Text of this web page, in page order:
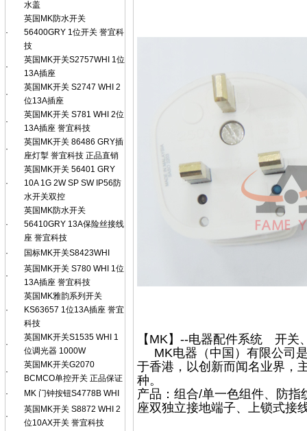
水盖
·
英国MK防水开关
56400GRY 1位开关 誉宜科
技
·
英国MK开关S2757WHI 1位
13A插座
·
英国MK开关 S2747 WHI 2
位13A插座
·
英国MK开关 S781 WHI 2位
13A插座 誉宜科技
·
英国MK开关 86486 GRY插
座灯掣 誉宜科技 正品直销
·
英国MK开关 56401 GRY
10A 1G 2W SP SW IP56防
水开关双控
·
英国MK防水开关
56410GRY 13A保险丝接线
座 誉宜科技
·
国标MK开关S8423WHI
·
英国MK开关 S780 WHI 1位
13A插座 誉宜科技
·
英国MK雅韵系列开关
KS63657 1位13A插座 誉宜
科技
·
英国MK开关S1535 WHI 1
位调光器 1000W
·
英国MK开关G2070
BCMCO单控开关 正品保证
·
MK 门钟按钮S4778B WHI
·
英国MK开关 S8872 WHI 2
位10AX开关 誉宜科技
【MK】--电器配件系统 开关
MK电器（中国）有限公司
于香港，以创新而闻名业界，
种。
产品：组合/单一色组件、防
座双独立接地端子、上锁式